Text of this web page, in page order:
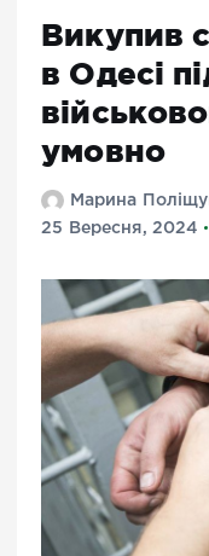
Викупив
в Одесі
умовно
Марина
25 Вересня, 2024